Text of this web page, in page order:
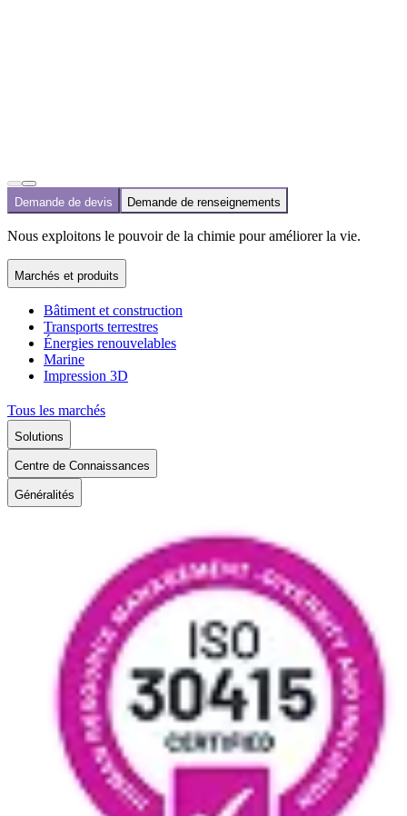
Demande de devis Demande de renseignements
Nous exploitons le pouvoir de la chimie pour améliorer la vie.
Marchés et produits
Bâtiment et construction
Transports terrestres
Énergies renouvelables
Marine
Impression 3D
Tous les marchés
Solutions
Centre de Connaissances
Généralités